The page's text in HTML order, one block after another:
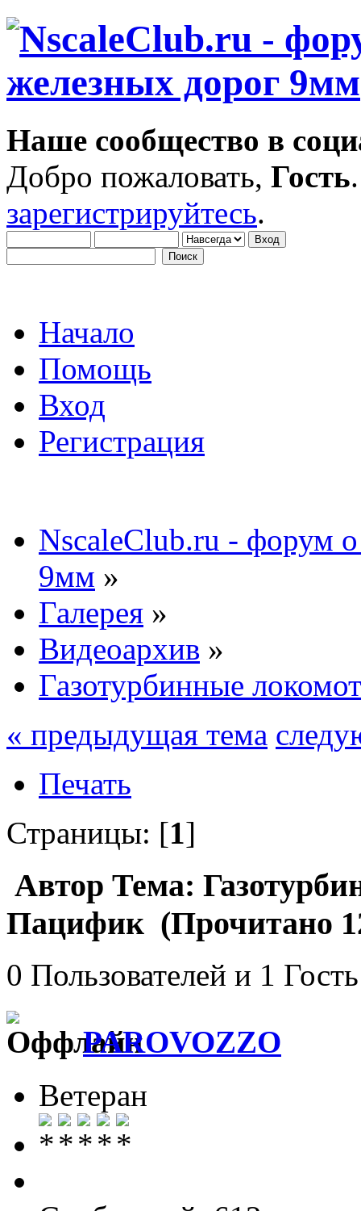
Наше сообщество в
Добро пожаловать, Гость
зарегистрируйтесь.
Начало
Помощь
Вход
Регистрация
NscaleClub.ru - форум
9мм »
Галерея »
Видеоархив »
Газотурбинные
« предыдущая тема
Печать
Страницы: [1]
Автор Тема:
Пацифик (Прочитано
0 Пользователей и 1
PAROVOZZO
Ветеран